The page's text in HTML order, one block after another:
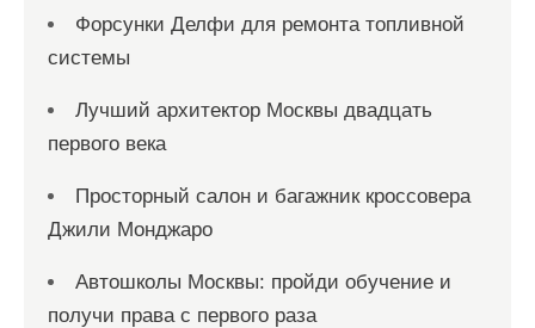
Форсунки Делфи для ремонта топливной
системы
Лучший архитектор Москвы двадцать
первого века
Просторный салон и багажник кроссовера
Джили Монджаро
Автошколы Москвы: пройди обучение и
получи права с первого раза